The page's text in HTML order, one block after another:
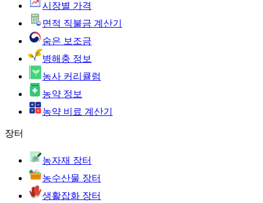
시장별 가격
면적 직불금 계산기
숨은 보조금
병해충 정보
농사 커리큘럼
농약 정보
농약 비료 계산기
장터
농자재 장터
농수산물 장터
생활잡화 장터